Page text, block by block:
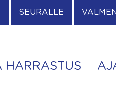
SEURALLE
HARRASTUS